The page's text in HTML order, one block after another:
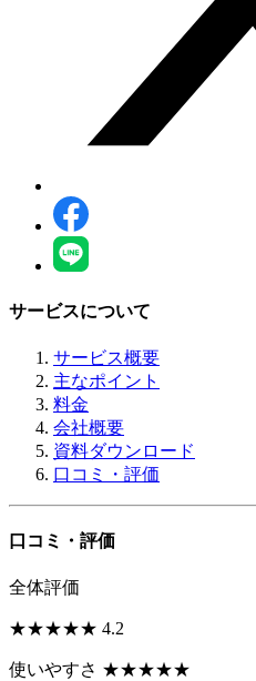
サービスについて
サービス概要
主なポイント
料金
会社概要
資料ダウンロード
口コミ・評価
口コミ・評価
全体評価
★★★★★ 4.2
使いやすさ ★★★★★